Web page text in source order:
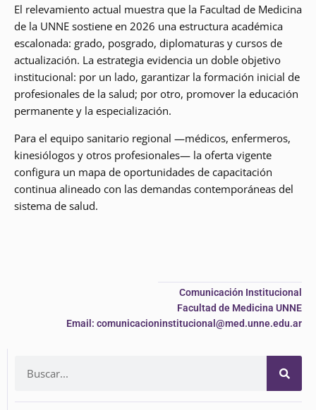
El relevamiento actual muestra que la Facultad de Medicina
de la UNNE sostiene en 2026 una estructura académica
escalonada: grado, posgrado, diplomaturas y cursos de
actualización. La estrategia evidencia un doble objetivo
institucional: por un lado, garantizar la formación inicial de
profesionales de la salud; por otro, promover la educación
permanente y la especialización.
Para el equipo sanitario regional —médicos, enfermeros,
kinesiólogos y otros profesionales— la oferta vigente
configura un mapa de oportunidades de capacitación
continua alineado con las demandas contemporáneas del
sistema de salud.
Comunicación Institucional
Facultad de Medicina UNNE
Email: comunicacioninstitucional@med.unne.edu.ar